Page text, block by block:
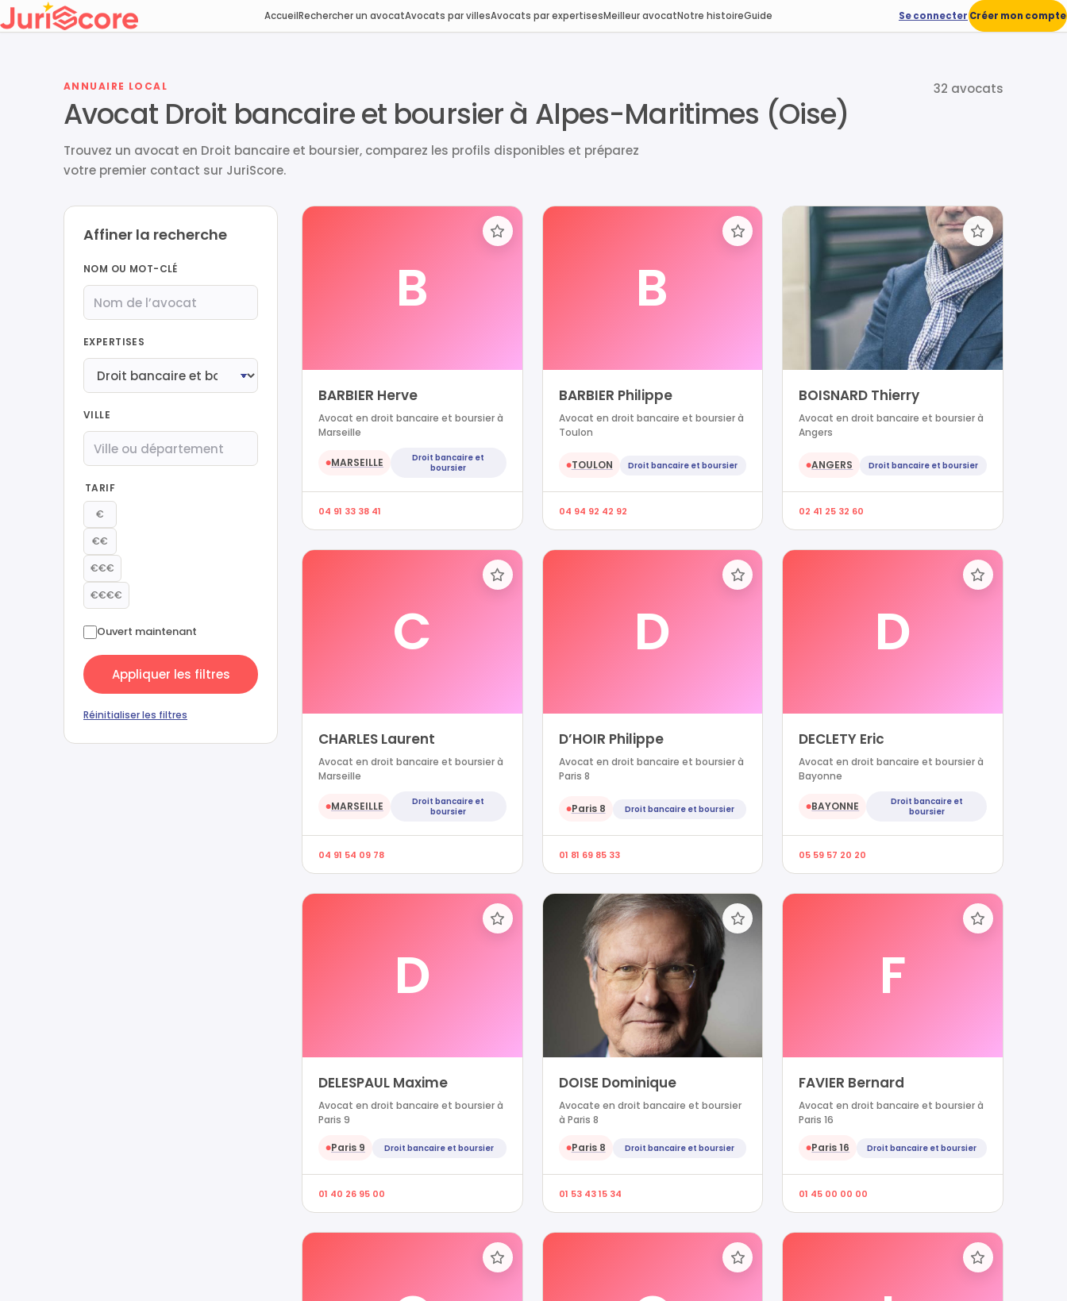
AccueilRechercher un avocatAvocats par villesAvocats par expertisesMeilleur avocatNotre histoireGuide Se connecter Créer mon compte
ANNUAIRE LOCAL
Avocat Droit bancaire et boursier à Alpes-Maritimes (Oise)
Trouvez un avocat en Droit bancaire et boursier, comparez les profils disponibles et préparez
votre premier contact sur JuriScore.
32 avocats
Affiner la recherche
NOM OU MOT-CLÉ
EXPERTISES
VILLE
TARIF
€
€€
€€€
€€€€
Ouvert maintenant
Appliquer les filtres
Réinitialiser les filtres
B
BARBIER Herve
Avocat en droit bancaire et boursier à
Marseille
●MARSEILLE
Droit bancaire et
boursier
04 91 33 38 41
B
BARBIER Philippe
Avocat en droit bancaire et boursier à
Toulon
●TOULON Droit bancaire et boursier
04 94 92 42 92
BOISNARD Thierry
Avocat en droit bancaire et boursier à
Angers
●ANGERS Droit bancaire et boursier
02 41 25 32 60
C
CHARLES Laurent
Avocat en droit bancaire et boursier à
Marseille
●MARSEILLE
Droit bancaire et
boursier
04 91 54 09 78
D
D’HOIR Philippe
Avocat en droit bancaire et boursier à
Paris 8
●Paris 8 Droit bancaire et boursier
01 81 69 85 33
D
DECLETY Eric
Avocat en droit bancaire et boursier à
Bayonne
●BAYONNE
Droit bancaire et
boursier
05 59 57 20 20
D
DELESPAUL Maxime
Avocat en droit bancaire et boursier à
Paris 9
●Paris 9 Droit bancaire et boursier
01 40 26 95 00
DOISE Dominique
Avocate en droit bancaire et boursier
à Paris 8
●Paris 8 Droit bancaire et boursier
01 53 43 15 34
F
FAVIER Bernard
Avocat en droit bancaire et boursier à
Paris 16
●Paris 16 Droit bancaire et boursier
01 45 00 00 00